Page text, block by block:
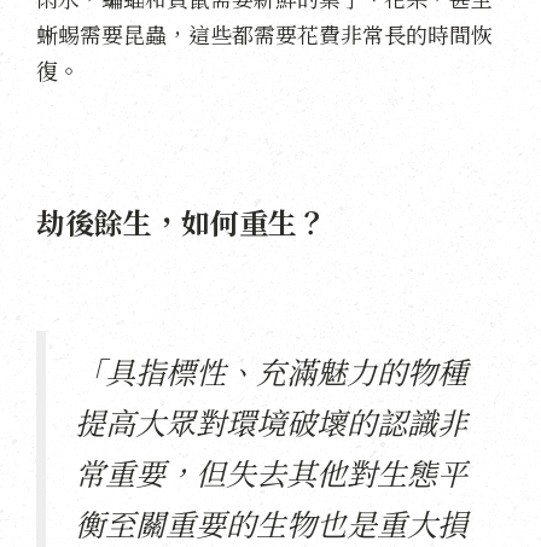
蜥蜴需要昆蟲，這些都需要花費非常長的時間恢
復。
劫後餘生，如何重生？
「具指標性、充滿魅力的物種
提高大眾對環境破壞的認識非
常重要，但失去其他對生態平
衡至關重要的生物也是重大損